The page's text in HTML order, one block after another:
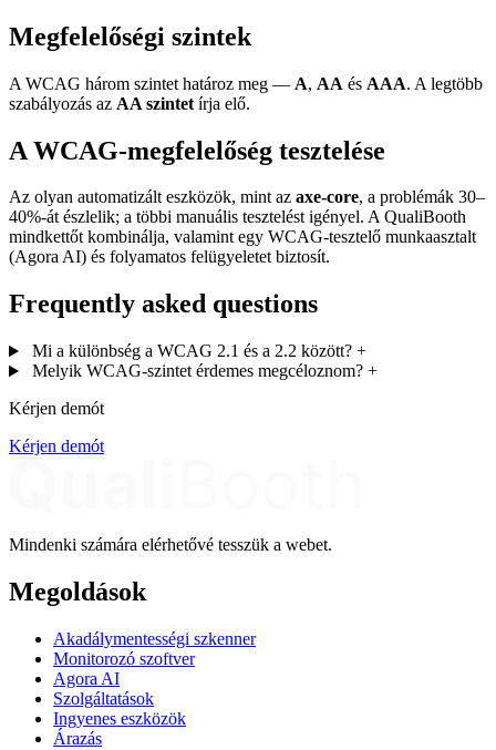
Megfelelőségi szintek
A WCAG három szintet határoz meg — A, AA és AAA. A legtöbb
szabályozás az AA szintet írja elő.
A WCAG-megfelelőség tesztelése
Az olyan automatizált eszközök, mint az axe-core, a problémák 30–
40%-át észlelik; a többi manuális tesztelést igényel. A QualiBooth
mindkettőt kombinálja, valamint egy WCAG-tesztelő munkaasztalt
(Agora AI) és folyamatos felügyeletet biztosít.
Frequently asked questions
Mi a különbség a WCAG 2.1 és a 2.2 között? +
Melyik WCAG-szintet érdemes megcéloznom? +
Kérjen demót
Kérjen demót
Mindenki számára elérhetővé tesszük a webet.
Megoldások
Akadálymentességi szkenner
Monitorozó szoftver
Agora AI
Szolgáltatások
Ingyenes eszközök
Árazás